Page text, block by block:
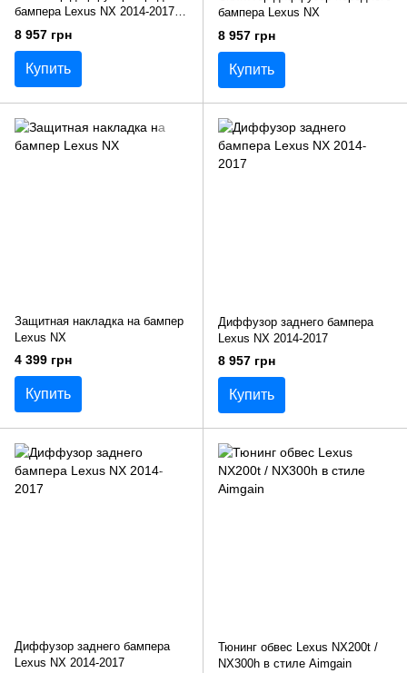
бампера Lexus NX 2014-2017 в
стиле F-Sport
8 957 грн
Купить
бампера Lexus NX
8 957 грн
Купить
Защитная накладка на бампер
Lexus NX
4 399 грн
Купить
Диффузор заднего бампера
Lexus NX 2014-2017
8 957 грн
Купить
Диффузор заднего бампера
Lexus NX 2014-2017
Тюнинг обвес Lexus NX200t /
NX300h в стиле Aimgain